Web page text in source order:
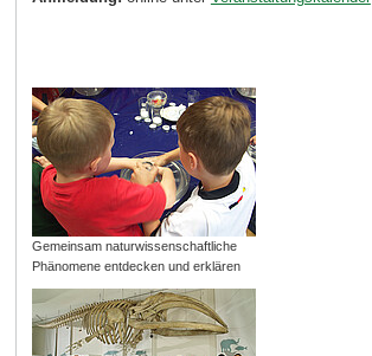
Gemeinsam naturwissenschaftliche
Phänomene entdecken und erklären